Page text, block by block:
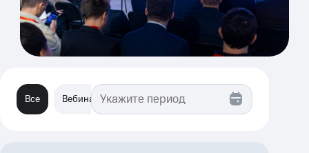
Все Вебинары Клиентские мероприятия